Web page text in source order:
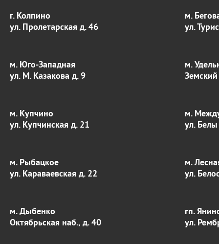
г. Колпино
ул. Пролетарская д. 46
м.
ул.
м. Юго-Западная
ул. М. Казакова д. 9
м.
м. Купчино
ул. Купчинская д. 21
м.
ул.
м. Рыбацкое
ул. Караваевская д. 22
м.
ул.
м. Дыбенко
Октябрьская наб., д. 40
гп.
ул.